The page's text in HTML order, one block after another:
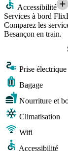
Accessibilité
Services à bord
Comparez les
Besançon en train.
Prise électrique
Bagage
Nourriture et
Climatisation
Wifi
Accessibilité